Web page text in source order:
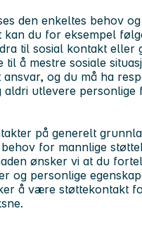
den enkeltes behov
kan du for eksempel
til sosial kontakt eller
til å mestre sosiale
og du må ha
aldri utlevere personlige
på generelt
for mannlige
ønsker vi at du
og personlige
å være støttekontakt